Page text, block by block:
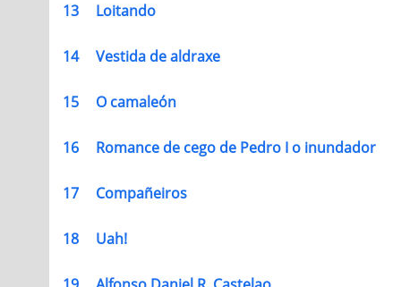
13 Loitando
14 Vestida de aldraxe
15 O camaleón
16 Romance de cego de Pedro I o inundador
17 Compañeiros
18 Uah!